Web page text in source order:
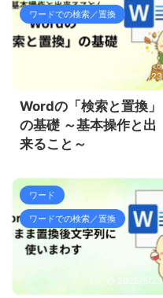
ワードでの検索／置換
2025/5/23
Wordの「検索と置換」
の基礎 ～基本操作と出
来ること～
ワード
ワードでの検索／置換
2025/5/23